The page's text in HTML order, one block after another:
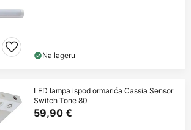
Na lageru
LED lampa ispod ormarića Cassia Sensor
Switch Tone 80
59,90 €